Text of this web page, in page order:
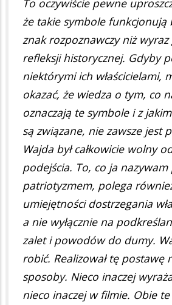
To oczywiście pewne
że takie symbole funkcjonują
znak rozpoznawczy niż wyraz
refleksji historycznej. Gdyby
niektórymi ich właścicielami,
okazać, że wiedza o tym, co
oznaczają te symbole i z
są związane, nie zawsze jest
Wajda był całkowicie wolny
podejścia. To, co ja
patriotyzmem, polega
umiejętności dostrzegania
a nie wyłącznie na
zalet i powodów do dumy.
robić. Realizował tę postawę
sposoby. Nieco inaczej
nieco inaczej w filmie. Obie te